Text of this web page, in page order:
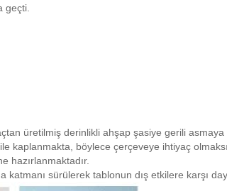
geçti.
üretilmiş derinlikli ahşap şasiye gerili
kaplanmakta, böylece çerçeveye ihtiyaç
hazırlanmaktadır.
sürülerek tablonun dış etkilere karşı